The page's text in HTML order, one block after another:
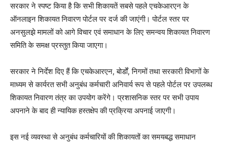
सरकार ने स्पष्ट किया है कि सभी शिकायतें सबसे पहले एचकेआरएन के
ऑनलाइन शिकायत निवारण पोर्टल पर दर्ज की जाएंगी। पोर्टल स्तर पर
अनसुलझे मामलों को आगे विचार एवं समाधान के लिए समन्वय शिकायत निवारण
समिति के समक्ष प्रस्तुत किया जाएगा।
सरकार ने निर्देश दिए हैं कि एचकेआरएन, बोर्डों, निगमों तथा सरकारी विभागों के
माध्यम से कार्यरत सभी अनुबंध कर्मचारी अनिवार्य रूप से पहले पोर्टल पर उपलब्ध
शिकायत निवारण तंत्र का उपयोग करेंगे। प्रशासनिक स्तर पर सभी उपाय
अपनाने के बाद ही न्यायिक हस्तक्षेप की प्रक्रिया अपनाई जाएगी।
इस नई व्यवस्था से अनुबंध कर्मचारियों की शिकायतों का समयबद्ध समाधान